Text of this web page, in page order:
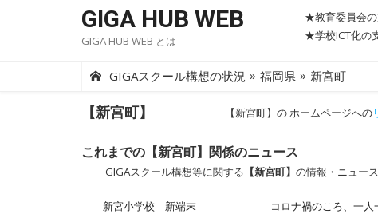
GIGA HUB WEB
GIGA HUB WEB とは
★教育委員会の
★学校ICT化の
GIGAスクール構想の状況 » 福岡県 » 新宮町
【新宮町】 【新宮町】の ホームページへの
これまでの【新宮町】関係のニュース
GIGAスクール構想等に関する 【新宮町】 の情報・ニュー
新宮小学校 新端末
コロナ禍のころ、一